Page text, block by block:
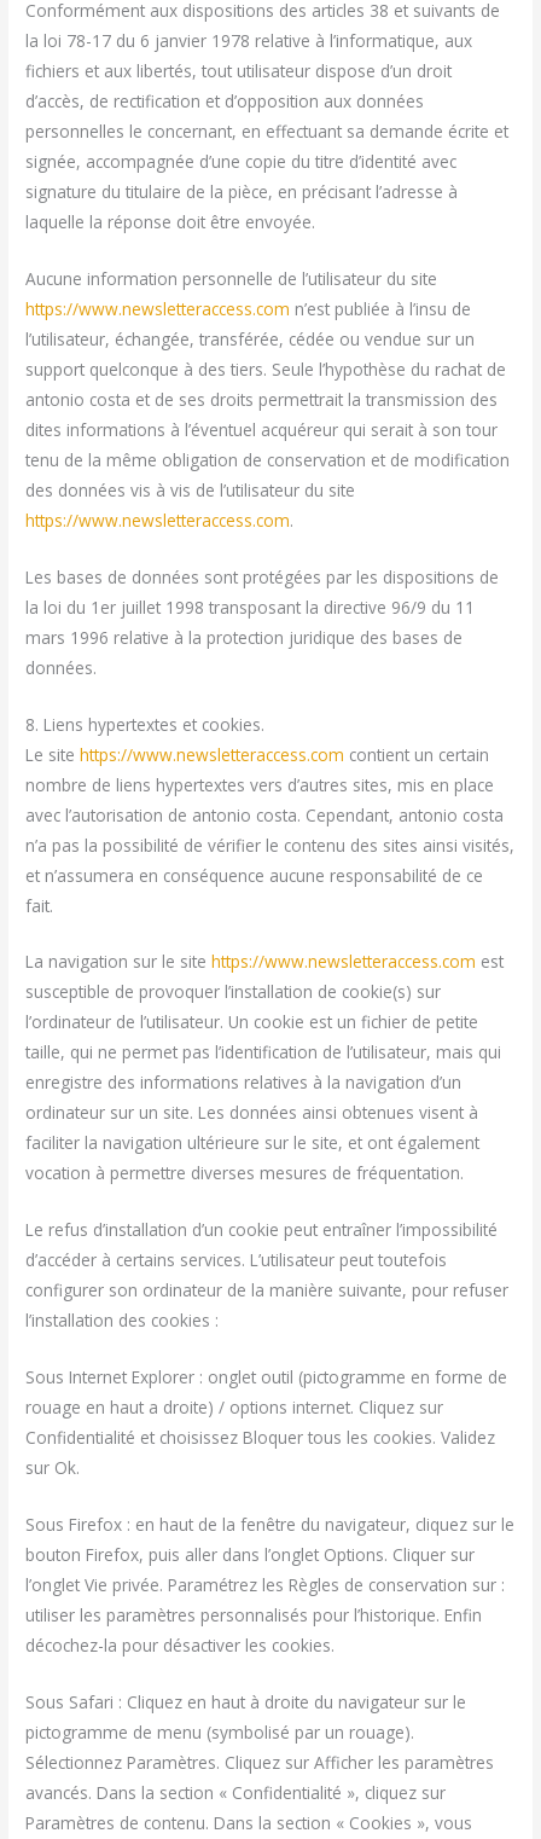
Conformément aux dispositions des articles 38 et suivants de
la loi 78-17 du 6 janvier 1978 relative à l’informatique, aux
fichiers et aux libertés, tout utilisateur dispose d’un droit
d’accès, de rectification et d’opposition aux données
personnelles le concernant, en effectuant sa demande écrite et
signée, accompagnée d’une copie du titre d’identité avec
signature du titulaire de la pièce, en précisant l’adresse à
laquelle la réponse doit être envoyée.
Aucune information personnelle de l’utilisateur du site
https://www.newsletteraccess.com n’est publiée à l’insu de
l’utilisateur, échangée, transférée, cédée ou vendue sur un
support quelconque à des tiers. Seule l’hypothèse du rachat de
antonio costa et de ses droits permettrait la transmission des
dites informations à l’éventuel acquéreur qui serait à son tour
tenu de la même obligation de conservation et de modification
des données vis à vis de l’utilisateur du site
https://www.newsletteraccess.com.
Les bases de données sont protégées par les dispositions de
la loi du 1er juillet 1998 transposant la directive 96/9 du 11
mars 1996 relative à la protection juridique des bases de
données.
8. Liens hypertextes et cookies.
Le sitehttps://www.newsletteraccess.com contient un certain
nombre de liens hypertextes vers d’autres sites, mis en place
avec l’autorisation de antonio costa. Cependant, antonio costa
n’a pas la possibilité de vérifier le contenu des sites ainsi visités,
et n’assumera en conséquence aucune responsabilité de ce
fait.
La navigation sur le sitehttps://www.newsletteraccess.com est
susceptible de provoquer l’installation de cookie(s) sur
l’ordinateur de l’utilisateur. Un cookie est un fichier de petite
taille, qui ne permet pas l’identification de l’utilisateur, mais qui
enregistre des informations relatives à la navigation d’un
ordinateur sur un site. Les données ainsi obtenues visent à
faciliter la navigation ultérieure sur le site, et ont également
vocation à permettre diverses mesures de fréquentation.
Le refus d’installation d’un cookie peut entraîner l’impossibilité
d’accéder à certains services. L’utilisateur peut toutefois
configurer son ordinateur de la manière suivante, pour refuser
l’installation des cookies :
Sous Internet Explorer : onglet outil (pictogramme en forme de
rouage en haut a droite) / options internet. Cliquez sur
Confidentialité et choisissez Bloquer tous les cookies. Validez
sur Ok.
Sous Firefox : en haut de la fenêtre du navigateur, cliquez sur le
bouton Firefox, puis aller dans l’onglet Options. Cliquer sur
l’onglet Vie privée. Paramétrez les Règles de conservation sur :
utiliser les paramètres personnalisés pour l’historique. Enfin
décochez-la pour désactiver les cookies.
Sous Safari : Cliquez en haut à droite du navigateur sur le
pictogramme de menu (symbolisé par un rouage).
Sélectionnez Paramètres. Cliquez sur Afficher les paramètres
avancés. Dans la section « Confidentialité », cliquez sur
Paramètres de contenu. Dans la section « Cookies », vous